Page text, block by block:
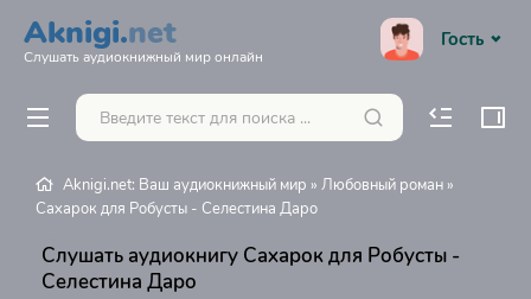
Aknigi.net
Слушать аудиокнижный мир онлайн
Гость
Aknigi.net: Ваш аудиокнижный мир » Любовный роман »
Сахарок для Робусты - Селестина Даро
Слушать аудиокнигу Сахарок для Робусты -
Селестина Даро